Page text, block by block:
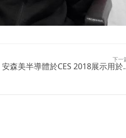
下一
安森美半導體於CES 2018展示用於